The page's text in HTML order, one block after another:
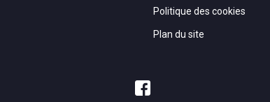
Politique des cookies
Plan du site